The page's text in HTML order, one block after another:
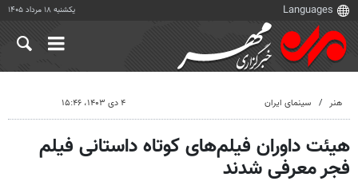
یکشنبه ۱۸ مرداد ۱۴۰۵
هنر سینمای ایران ۴ دی ۱۴۰۳، ۱۵:۴۶
هیئت داوران فیلم‌های کوتاه داستانی فیلم
فجر معرفی شدند